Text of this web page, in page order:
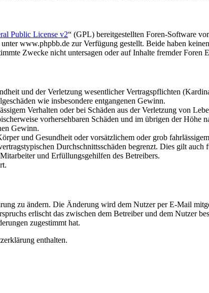
Public License v2“ (GPL) bereitgestellten Foren-Software
www.phpbb.de zur Verfügung gestellt. Beide haben
Zwecke nicht untersagen oder auf Inhalte fremder Foren
und der Verletzung wesentlicher Vertragspflichten
wie insbesondere entgangenen Gewinn.
Verhalten oder bei Schäden aus der Verletzung von
vorhersehbaren Schäden und im übrigen der Höhe
Gewinn.
und Gesundheit oder vorsätzlichem oder grob
Durchschnittsschäden begrenzt. Dies gilt auch
und Erfüllungsgehilfen des Betreibers.
zu ändern. Die Änderung wird dem Nutzer per E-Mail
erlischt das zwischen dem Betreiber und dem Nutzer
zugestimmt hat.
enthalten.